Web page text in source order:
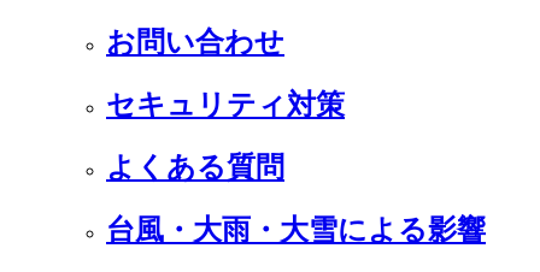
お問い合わせ
セキュリティ対策
よくある質問
台風・大雨・大雪による影響